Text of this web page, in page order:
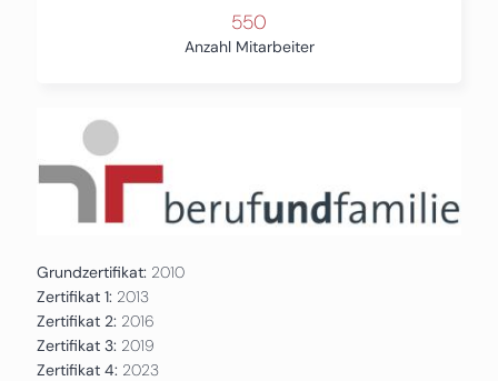
550
Anzahl Mitarbeiter
Grundzertifikat: 2010
Zertifikat 1: 2013
Zertifikat 2: 2016
Zertifikat 3: 2019
Zertifikat 4: 2023